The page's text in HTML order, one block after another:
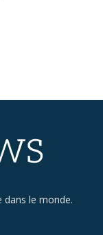
dans le monde.